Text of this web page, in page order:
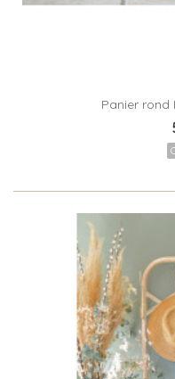
Panier rond